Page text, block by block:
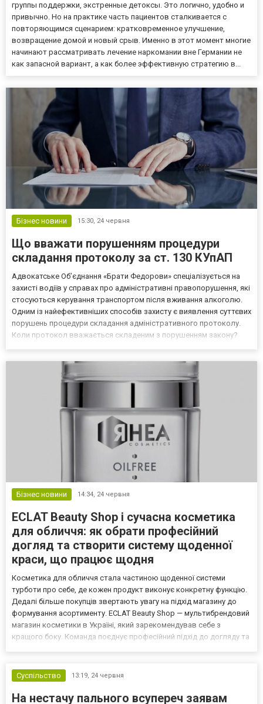
группы поддержки, экстренные детоксы. Это логично, удобно и
привычно. Но на практике часть пациентов сталкивается с
повторяющимся сценарием: кратковременное улучшение,
возвращение домой и новый срыв. Именно в этот момент многие
начинают рассматривать лечение наркомании вне Германии не
как запасной вариант, а как более эффективную стратегию в...
Бізнес новини 15:30, 24 червня
Що вважати порушенням процедури
складання протоколу за ст. 130 КУпАП
Адвокатське Об’єднання «Брати Федорови» спеціалізується на
захисті водіїв у справах про адміністративні правопорушення, які
стосуються керування транспортом після вживання алкоголю.
Одним із найефективніших способів захисту є виявлення суттєвих
порушень процедури складання адміністративного протоколу.
Коли протокол вважається складеним з порушенням закону?
Бізнес новини 14:34, 24 червня
ECLAT Beauty Shop і сучасна косметика
для обличчя: як обрати професійний
догляд та створити систему щоденної
краси, що працює щодня
Косметика для обличчя стала частиною щоденної системи
турботи про себе, де кожен продукт виконує конкретну функцію.
Дедалі більше покупців звертають увагу на підхід магазину до
формування асортименту. ECLAT Beauty Shop — мультибрендовий
магазин косметики в Україні, який зарекомендував себе з
кращого боку. Команда поєднує професійний підхід до догляду та
Суспільство
13:19, 24 червня
На нестачу пального всупереч заявам